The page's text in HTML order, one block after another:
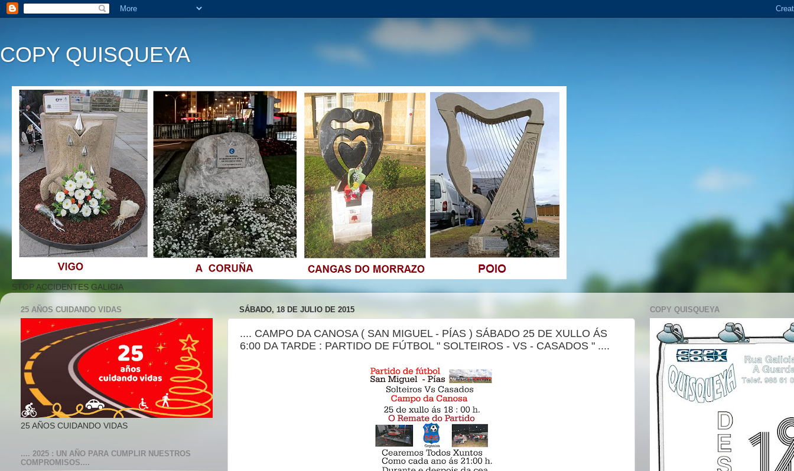
COPY QUISQUEYA
STOP ACCIDENTES GALICIA
SÁBADO, 18 DE JULIO DE 2015
.... CAMPO DA CANOSA ( SAN MIGUEL - PÍAS ) SÁBADO 25 DE XULLO ÁS
6:00 DA TARDE : PARTIDO DE FÚTBOL " SOLTEIROS - VS - CASADOS " ....
25 AÑOS CUIDANDO VIDAS
25 AÑOS CUIDANDO VIDAS
.... 2025 : UN AÑO PARA CUMPLIR NUESTROS
COMPROMISOS....
COPY QUISQUEYA